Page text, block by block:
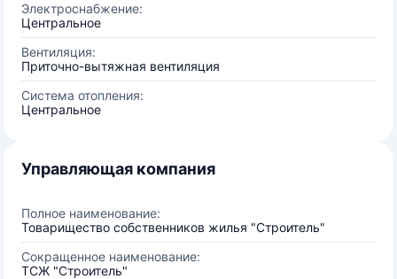
Электроснабжение:
Центральное
Вентиляция:
Приточно-вытяжная вентиляция
Система отопления:
Центральное
Управляющая компания
Полное наименование:
Товарищество собственников жилья "Строитель"
Сокращенное наименование:
ТСЖ "Строитель"